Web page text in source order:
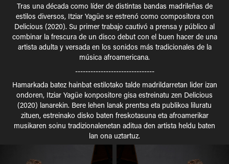
Tras una década como líder de distintas bandas madrileñas de
estilos diversos, Itziar Yagüe se estrenó como compositora con
Delicious (2020). Su primer trabajo cautivó a prensa y público al
combinar la frescura de un disco debut con el buen hacer de una
artista adulta y versada en los sonidos más tradicionales de la
música afroamericana.
-------------------------------
Hamarkada batez hainbat estilotako talde madrildarretan lider izan
ondoren, Itziar Yagüe konpositore gisa estreinatu zen Delicious
(2020) lanarekin. Bere lehen lanak prentsa eta publikoa liluratu
zituen, estreinako disko baten freskotasuna eta afroamerikar
musikaren soinu tradizionalenetan aditua den artista heldu baten
lan ona uztartuz.​​​​​​​